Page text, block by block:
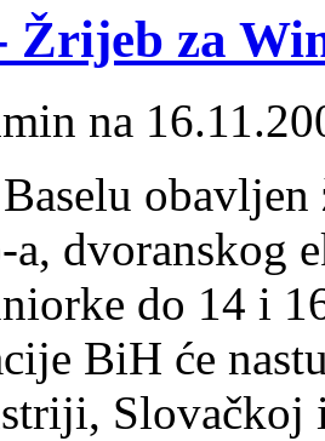
Žrijeb za
na
Baselu
dvoranskog
do 14 i
BiH će
Slovačkoj